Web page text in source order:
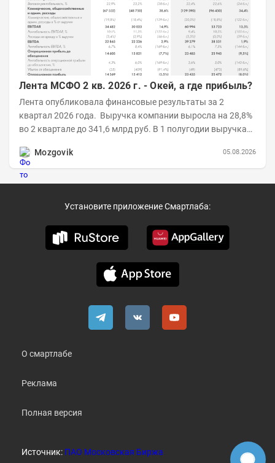
Лента МСФО 2 кв. 2026 г. - Окей, а где прибыль?
Лента опубликовала финансовые результаты за 2
квартал 2026 года. Выручка компании выросла на 28,8%
во 2 квартале до 341,6 млрд руб. В 1 полугодии выручка
Mozgovik
05.08.2026
Установите приложение Смартлаба:
О смартлабе
Реклама
Полная версия
Источник: ПАО Московская Биржа